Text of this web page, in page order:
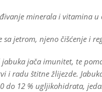
minerala i vitamina u
sa jetrom, njeno čišćenje i
jabuka jača imunitet, te
i radu štitne žlijezde.
do 12 % ugljikohidrata,